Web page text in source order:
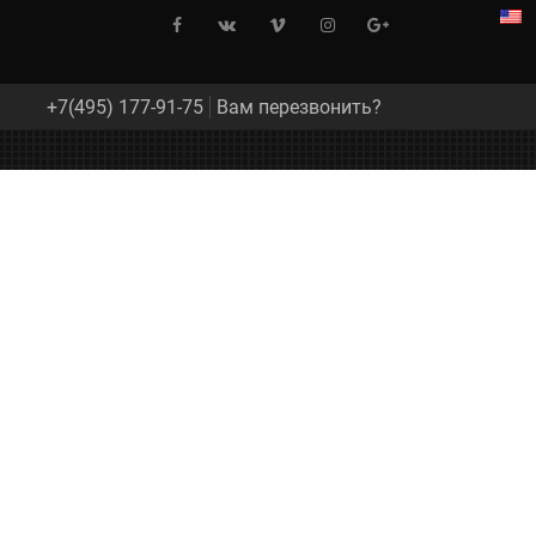
+7(495) 177-91-75 Вам перезвонить?